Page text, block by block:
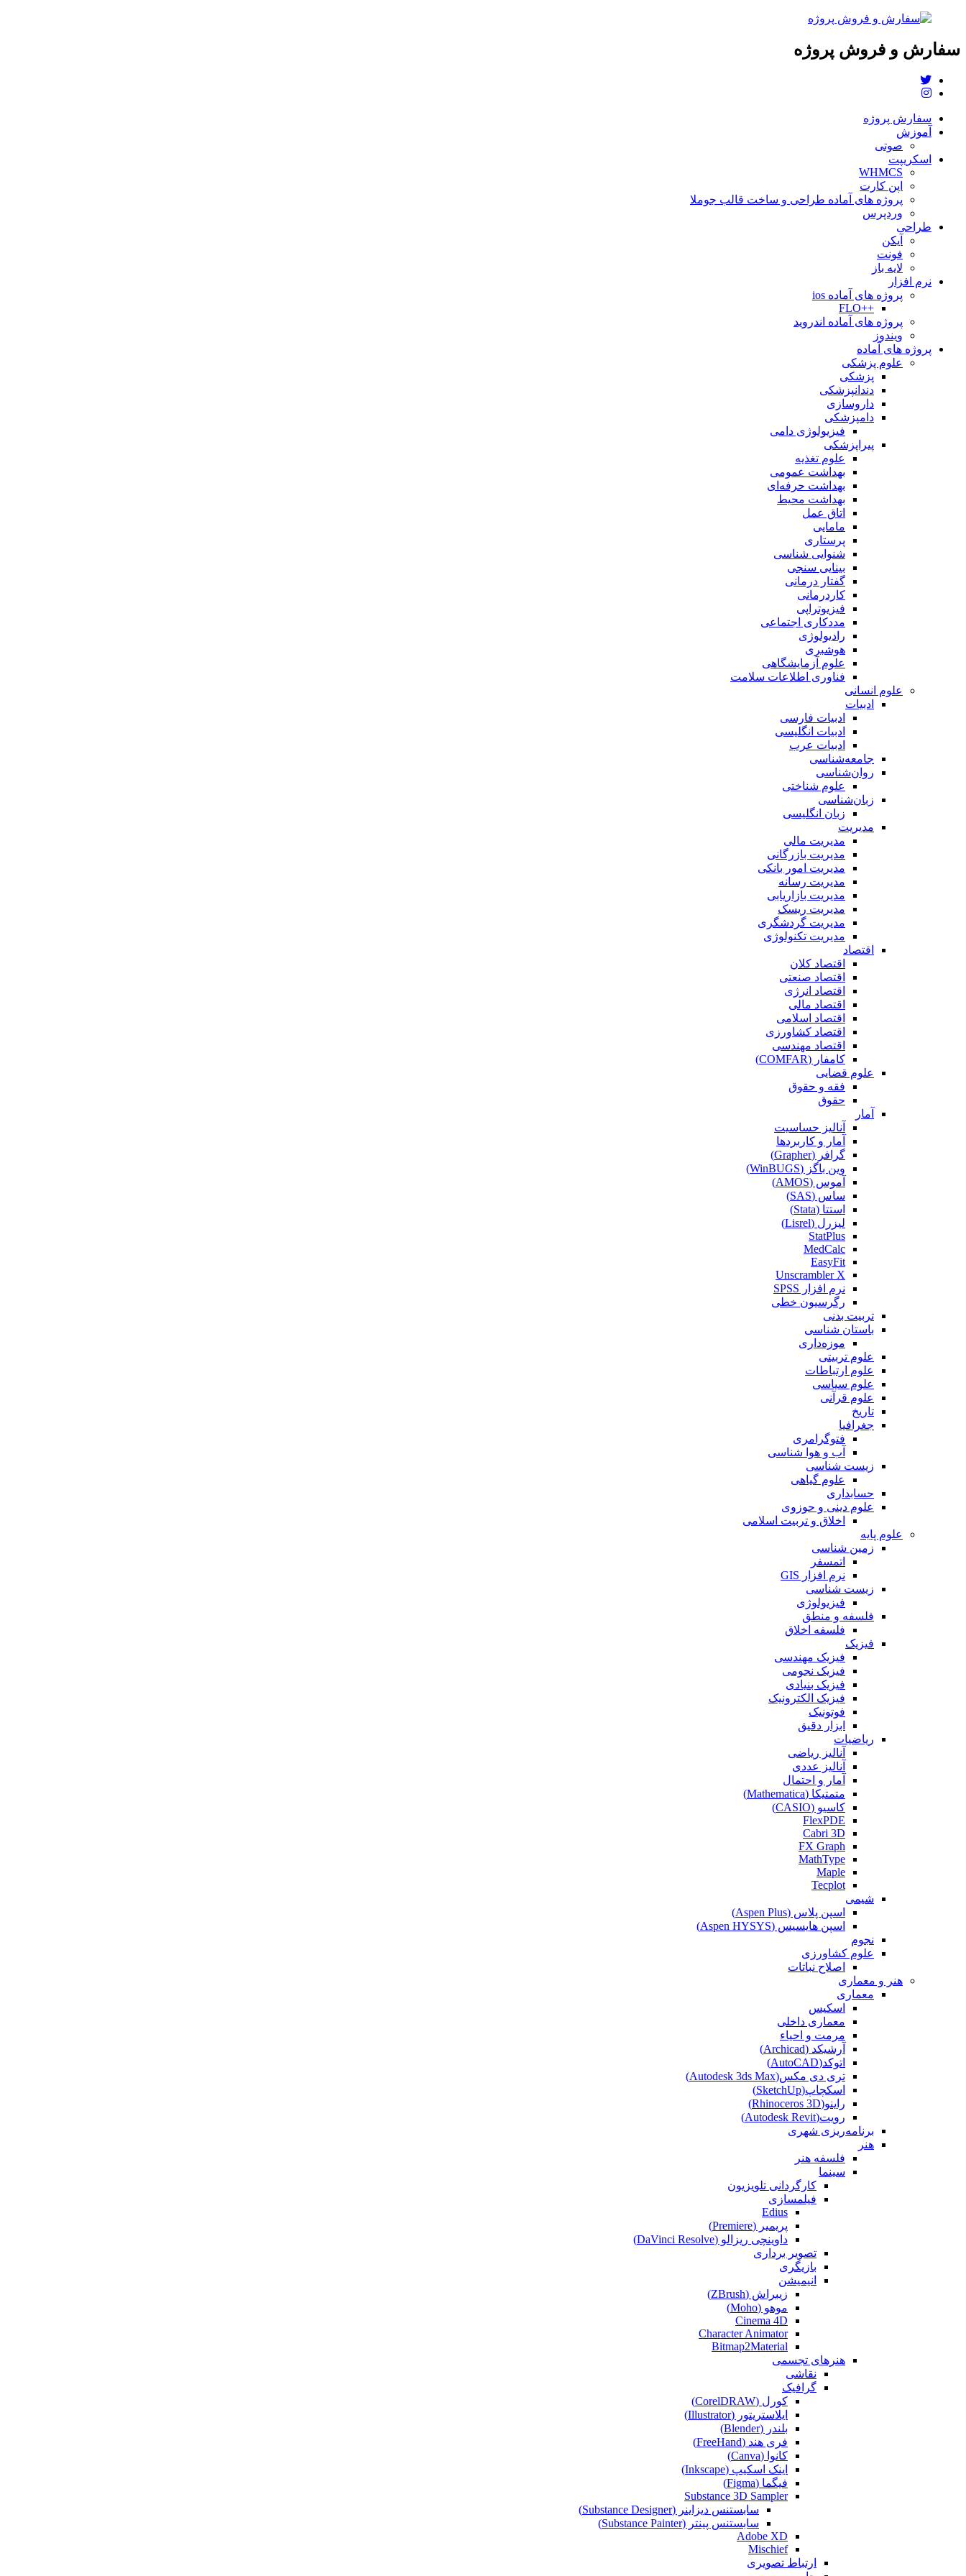
سفارش و فروش پروژه
سفارش پروژه
آموزش
صوتی
اسکریپت
WHMCS
اپن کارت
پروژه های آماده طراحی و ساخت قالب جوملا
وردپرس
طراحی
آیکن
فونت
لایه باز
نرم افزار
پروژه های آماده ios
++FLO
پروژه های آماده اندروید
ویندوز
پروژه های آماده
علوم پزشکی
پزشکی
دندانپزشکی
داروسازی
دامپزشکی
فیزیولوژی دامی
پیراپزشکی
علوم تغذیه
بهداشت عمومی
بهداشت حرفه‌ای
بهداشت محیط
اتاق عمل
مامایی
پرستاری
شنوایی شناسی
بینایی سنجی
گفتار درمانی
کاردرمانی
فیزیوتراپی
مددکاری اجتماعی
رادیولوژی
هوشبری
علوم آزمایشگاهی
فناوری اطلاعات سلامت
علوم انسانی
ادبیات
ادبیات فارسی
ادبیات انگلیسی
ادبیات عرب
جامعه‌شناسی
روان‌شناسی
علوم شناختی
زبان‌شناسی
زبان انگلیسی
مدیریت
مدیریت مالی
مدیریت بازرگانی
مدیریت امور بانکی
مدیریت رسانه
مدیریت بازاریابی
مدیریت ریسک
مدیریت گردشگری
مدیریت تکنولوژی
اقتصاد
اقتصاد کلان
اقتصاد صنعتی
اقتصاد انرژی
اقتصاد مالی
اقتصاد اسلامی
اقتصاد کشاورزی
اقتصاد مهندسی
کامفار (COMFAR)
علوم قضایی
فقه و حقوق
حقوق
آمار
آنالیز حساسیت
آمار و کاربردها
گرافر (Grapher)
وین باگز (WinBUGS)
آموس (AMOS)
ساس (SAS)
استتا (Stata)
لیزرل (Lisrel)
StatPlus
MedCalc
EasyFit
Unscrambler X
نرم افزار SPSS
رگرسیون خطی
تربیت بدنی
باستان شناسی
موزه‌داری
علوم تربیتی
علوم ارتباطات
علوم سیاسی
علوم قرآنی
تاریخ
جغرافیا
فتوگرامری
آب و هوا شناسی
زیست شناسی
علوم گیاهی
حسابداری
علوم دینی و حوزوی
اخلاق و تربیت اسلامی
علوم پایه
زمین شناسی
اتمسفر
نرم افزار GIS
زیست شناسی
فیزیولوژی
فلسفه و منطق
فلسفه اخلاق
فیزیک
فیزیک مهندسی
فیزیک نجومی
فیزیک بنیادی
فیزیک الکترونیک
فوتونیک
ابزار دقیق
ریاضیات
آنالیز ریاضی
آنالیز عددی
آمار و احتمال
متمتیکا (Mathematica)
کاسیو (CASIO)
FlexPDE
Cabri 3D
FX Graph
MathType
Maple
Tecplot
شیمی
اسپن پلاس (Aspen Plus)
اسپن هایسیس (Aspen HYSYS)
نجوم
علوم کشاورزی
اصلاح نباتات
هنر و معماری
معماری
اسکیس
معماری داخلی
مرمت و احیاء
آرشیکد (Archicad)
اتوکد(AutoCAD)
تری دی مکس(Autodesk 3ds Max)
اسکچاپ(SketchUp)
راینو(Rhinoceros 3D)
رویت(Autodesk Revit)
برنامه‌ریزی شهری
هنر
فلسفه هنر
سینما
کارگردانی تلویزیون
فیلمسازی
Edius
پریمیر (Premiere)
داوینچی ریزالو (DaVinci Resolve)
تصویر برداری
بازیگری
انیمیشن
زیبراش (ZBrush)
موهو (Moho)
Cinema 4D
Character Animator
Bitmap2Material
هنرهای تجسمی
نقاشی‌
گرافیک
کورل (CorelDRAW)
ایلاستریتور (Illustrator)
بلندر (Blender)
فری هند (FreeHand)
کانوا (Canva)
اینک اسکیپ (Inkscape)
فیگما (Figma‎)
Substance 3D Sampler
سابستنس دیزاینر (Substance Designer)
سابستنس پینتر (Substance Painter)
Adobe XD
Mischief
ارتباط تصویری